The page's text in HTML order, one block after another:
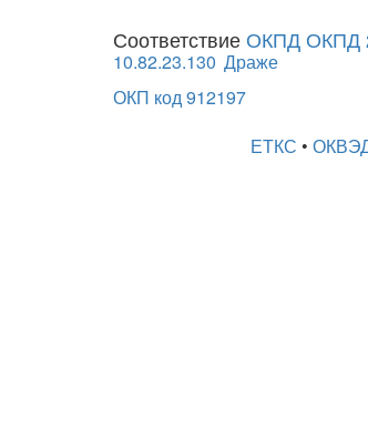
Соответствие ОКПД ОКПД
10.82.23.130 Драже
ОКП код 912197
ЕТКС •